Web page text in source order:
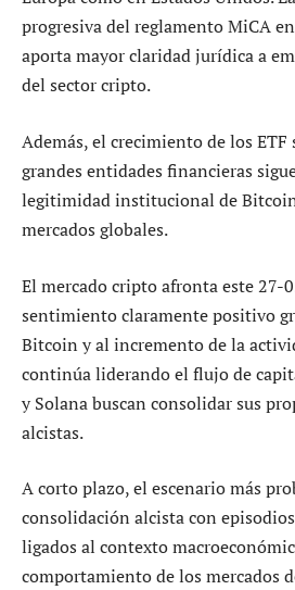
progresiva del reglamento MiCA
aporta mayor claridad jurídica a
del sector cripto.
Además, el crecimiento de los
grandes entidades financieras
legitimidad institucional de
mercados globales.
El mercado cripto afronta este 27-
sentimiento claramente positivo
Bitcoin y al incremento de la
continúa liderando el flujo de
y Solana buscan consolidar sus
alcistas.
A corto plazo, el escenario más
consolidación alcista con
ligados al contexto
comportamiento de los mercados